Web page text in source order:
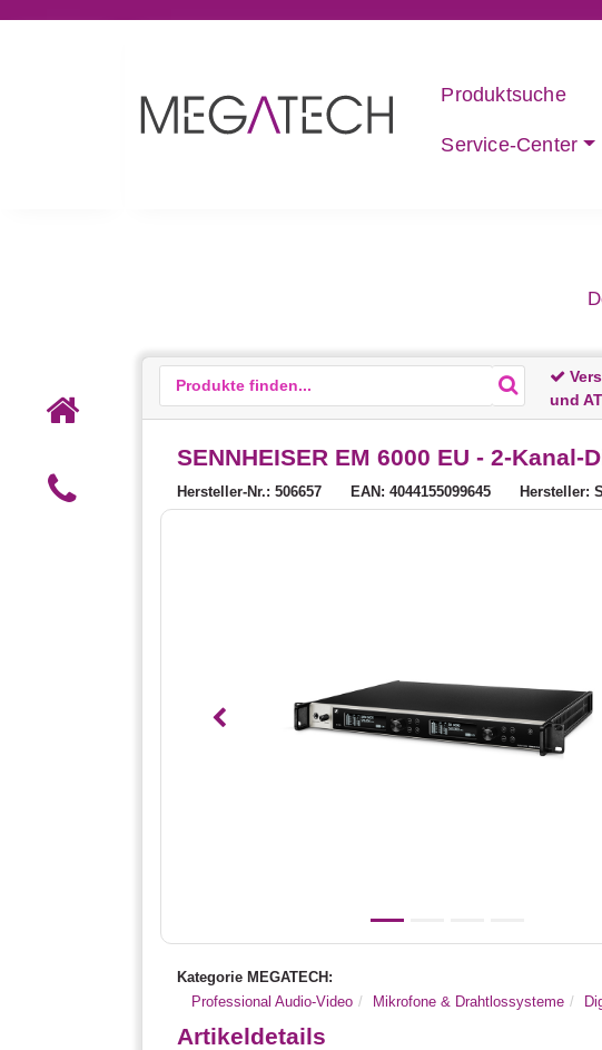
Produktsuche
Service-Center
und AT
SENNHEISER EM 6000 EU - 2-
Hersteller-Nr.: 506657 EAN: 4044155099645 Hersteller:
Vorheriges
Kategorie MEGATECH:
Professional Audio-Video
Mikrofone & Drahtlossysteme
Artikeldetails